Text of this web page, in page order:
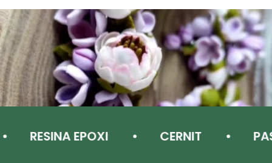
RESINA EPOXI CERNIT